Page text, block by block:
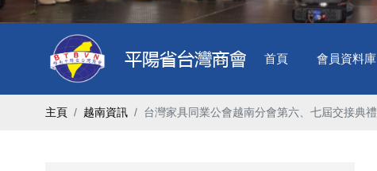
首頁 會員資料庫
主頁 越南資訊 台灣家具同業公會越南分會第六、七屆交接典禮